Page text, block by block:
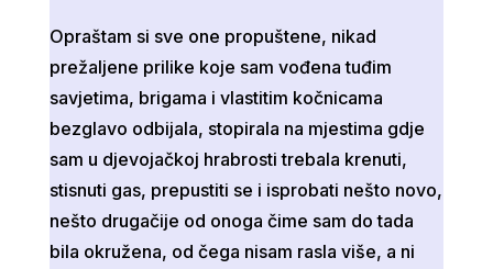
Opraštam si sve one propuštene, nikad
prežaljene prilike koje sam vođena tuđim
savjetima, brigama i vlastitim kočnicama
bezglavo odbijala, stopirala na mjestima gdje
sam u djevojačkoj hrabrosti trebala krenuti,
stisnuti gas, prepustiti se i isprobati nešto novo,
nešto drugačije od onoga čime sam do tada
bila okružena, od čega nisam rasla više, a ni